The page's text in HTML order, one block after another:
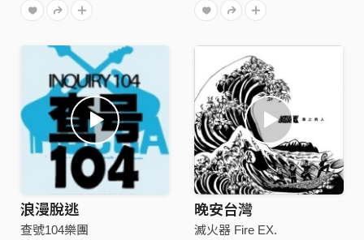
浪漫脫逃
查號104樂團
晚安台灣
滅火器 Fire EX.